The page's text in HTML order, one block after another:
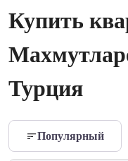
Купить
Турция
Популярный